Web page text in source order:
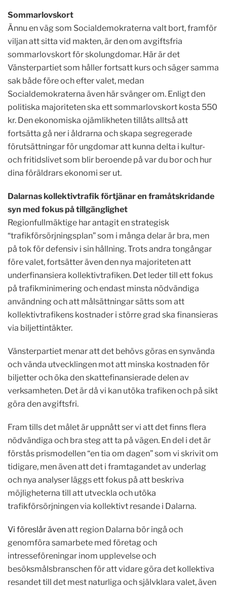
Sommarlovskort
Ännu en väg som Socialdemokraterna valt bort, framför
viljan att sitta vid makten, är den om avgiftsfria
sommarlovskort för skolungdomar. Här är det
Vänsterpartiet som håller fortsatt kurs och säger samma
sak både före och efter valet, medan
Socialdemokraterna även här svänger om. Enligt den
politiska majoriteten ska ett sommarlovskort kosta 550
kr. Den ekonomiska ojämlikheten tillåts alltså att
fortsätta gå ner i åldrarna och skapa segregerade
förutsättningar för ungdomar att kunna delta i kultur-
och fritidslivet som blir beroende på var du bor och hur
dina föräldrars ekonomi ser ut.
Dalarnas kollektivtrafik förtjänar en framåtskridande
syn med fokus på tillgänglighet
Regionfullmäktige har antagit en strategisk
“trafikförsörjningsplan” som i många delar är bra, men
på tok för defensiv i sin hållning. Trots andra tongångar
före valet, fortsätter även den nya majoriteten att
underfinansiera kollektivtrafiken. Det leder till ett fokus
på trafikminimering och endast minsta nödvändiga
användning och att målsättningar sätts som att
kollektivtrafikens kostnader i större grad ska finansieras
via biljettintäkter.
Vänsterpartiet menar att det behövs göras en synvända
och vända utvecklingen mot att minska kostnaden för
biljetter och öka den skattefinansierade delen av
verksamheten. Det är då vi kan utöka trafiken och på sikt
göra den avgiftsfri.
Fram tills det målet är uppnått ser vi att det finns flera
nödvändiga och bra steg att ta på vägen. En del i det är
förstås prismodellen “en tia om dagen” som vi skrivit om
tidigare, men även att det i framtagandet av underlag
och nya analyser läggs ett fokus på att beskriva
möjligheterna till att utveckla och utöka
trafikförsörjningen via kollektivt resande i Dalarna.
Vi föreslår ävenatt region Dalarna bör ingå och
genomföra samarbete med företag och
intresseföreningar inom upplevelse och
besöksmålsbranschen för att vidare göra det kollektiva
resandet till det mest naturliga och självklara valet, även